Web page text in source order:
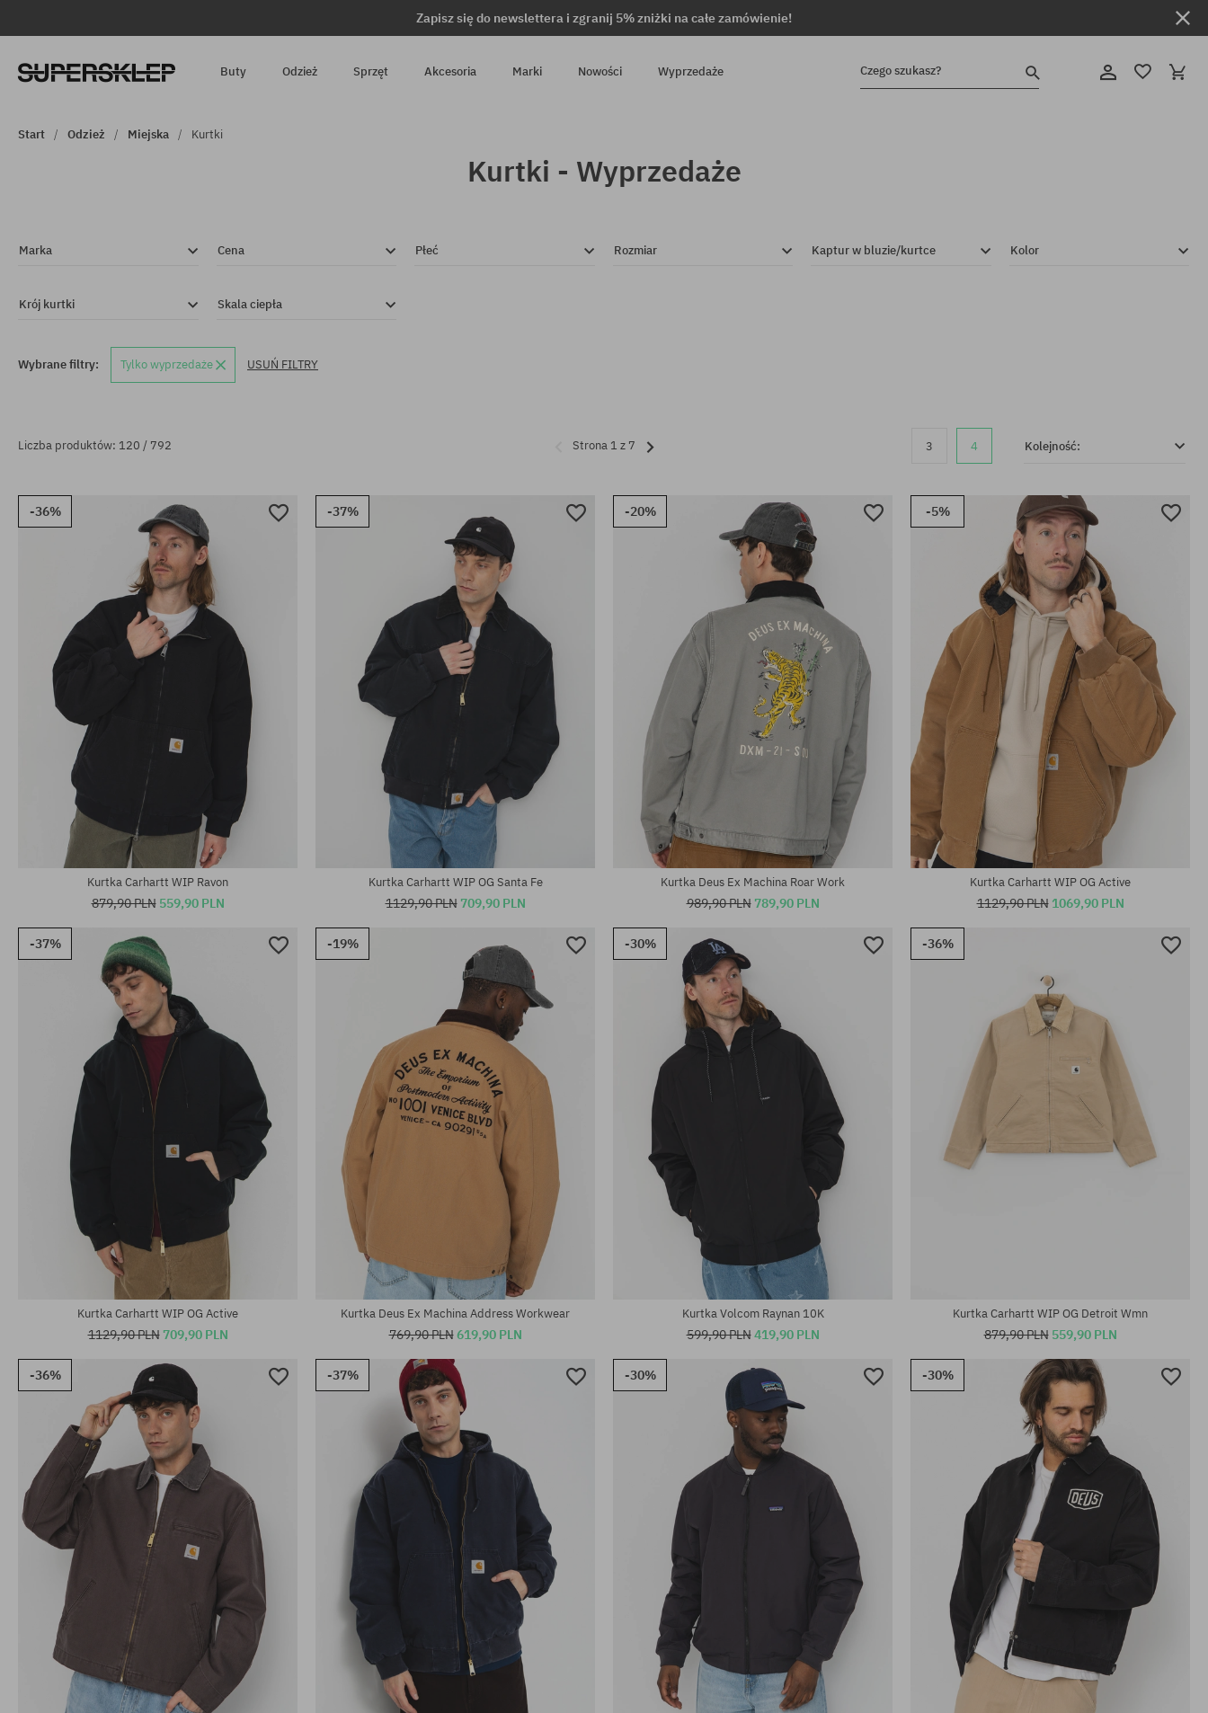
Zapisz się do newslettera i zgranij 5% zniżki na całe zamówienie!
Buty Odzież Sprzęt Akcesoria Marki Nowości Wyprzedaże Czego szukasz?
Start Odzież Miejska Kurtki
Kurtki - Wyprzedaże
Marka Cena Płeć Rozmiar Kaptur w bluzie/kurtce Kolor
Krój kurtki Skala ciepła
Wybrane filtry: Tylko wyprzedaże USUŃ FILTRY
Liczba produktów: 120 / 792 Strona 1 z 7 3 4 Kolejność:
-36%
Dostępne rozmiary:
Kurtka Carhartt WIP Ravon
879,90 PLN 559,90 PLN
-37%
Dostępne rozmiary:
S; M; L; XL
Kurtka Carhartt WIP OG Santa Fe
1129,90 PLN 709,90 PLN
-20%
Dostępne rozmiary:
Kurtka Deus Ex Machina Roar Work
989,90 PLN 789,90 PLN
-5%
Kurtka Carhartt WIP OG Active
1129,90 PLN 1069,90 PLN
-37%
Dostępne rozmiary:
Kurtka Carhartt WIP OG Active
1129,90 PLN 709,90 PLN
-19%
Dostępne rozmiary:
Kurtka Deus Ex Machina Address Workwear
769,90 PLN619,90 PLN
-30%
Dostępne rozmiary:
Kurtka Volcom Raynan 10K
599,90 PLN419,90 PLN
-36%
Dostępne rozmiary:
Kurtka Carhartt WIP OG Detroit Wmn
879,90 PLN 559,90 PLN
-36% -37% -30% -30%